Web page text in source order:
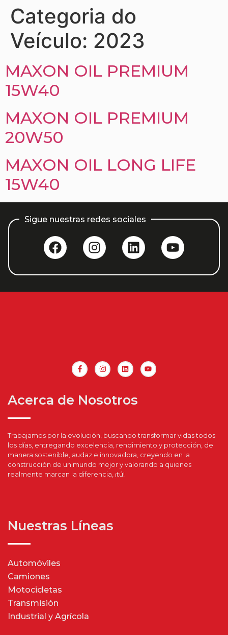
Categoria do
Veículo: 2023
MAXON OIL PREMIUM
15W40
MAXON OIL PREMIUM
20W50
MAXON OIL LONG LIFE
15W40
Sigue nuestras redes sociales
Acerca de Nosotros
Trabajamos por la evolución, buscando transformar vidas todos
los días, entregando excelencia, rendimiento y protección, de
manera sostenible, audaz e innovadora, creyendo en la
construcción de un mundo mejor y valorando a quienes
realmente marcan la diferencia, ¡tú!
Nuestras Líneas
Automóviles
Camiones
Motocicletas
Transmisión
Industrial y Agrícola